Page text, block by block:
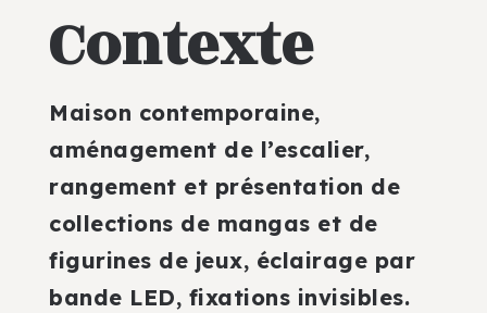
Contexte
Maison contemporaine,
aménagement de l’escalier,
rangement et présentation de
collections de mangas et de
figurines de jeux, éclairage par
bande LED, fixations invisibles.